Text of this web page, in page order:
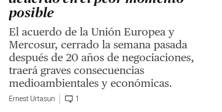
posible
El acuerdo de la Unión Europea y
Mercosur, cerrado la semana pasada
después de 20 años de negociaciones,
traerá graves consecuencias
medioambientales y económicas.
Ernest Urtasun 1